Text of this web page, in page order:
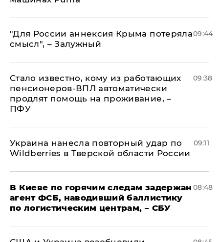
"Для России аннексия Крыма потеряла
смысл", – Залужный
09:44
Стало известно, кому из работающих
пенсионеров-ВПЛ автоматически
продлят помощь на проживание, –
ПФУ
09:38
Украина нанесла повторный удар по
Wildberries в Тверской области России
09:11
В Киеве по горячим следам задержан
агент ФСБ, наводивший баллистику
по логистическим центрам, – СБУ
08:48